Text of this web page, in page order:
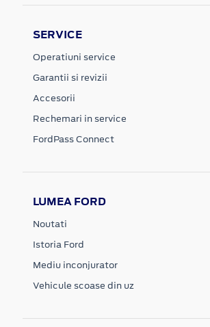
SERVICE
Operatiuni service
Garantii si revizii
Accesorii
Rechemari in service
FordPass Connect
LUMEA FORD
Noutati
Istoria Ford
Mediu inconjurator
Vehicule scoase din uz